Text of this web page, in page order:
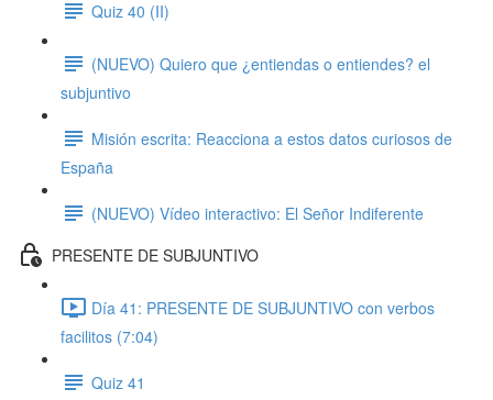
Quiz 40 (II)
(NUEVO) Quiero que ¿entiendas o entiendes? el
subjuntivo
Misión escrita: Reacciona a estos datos curiosos de
España
(NUEVO) Vídeo interactivo: El Señor Indiferente
PRESENTE DE SUBJUNTIVO
Día 41: PRESENTE DE SUBJUNTIVO con verbos
facilitos (7:04)
Quiz 41